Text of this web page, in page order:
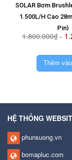
SOLAR Bơm
1.500L/H Cao
Pin)
1.800.000₫-
Thêm
HỆ THỐNG
phunsuong.vn
bomapluc.com